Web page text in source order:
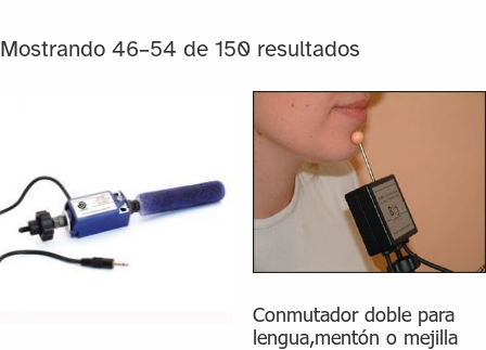
Mostrando 46–54 de 150 resultados
Conmutador doble para
lengua,mentón o mejilla